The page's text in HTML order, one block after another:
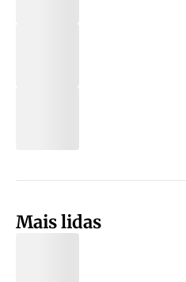
Mais lidas